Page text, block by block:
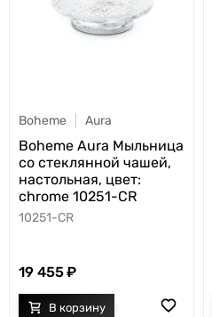
Boheme Aura
Boheme Aura Мыльница
со стеклянной чашей,
настольная, цвет:
chrome 10251-CR
10251-CR
19 455